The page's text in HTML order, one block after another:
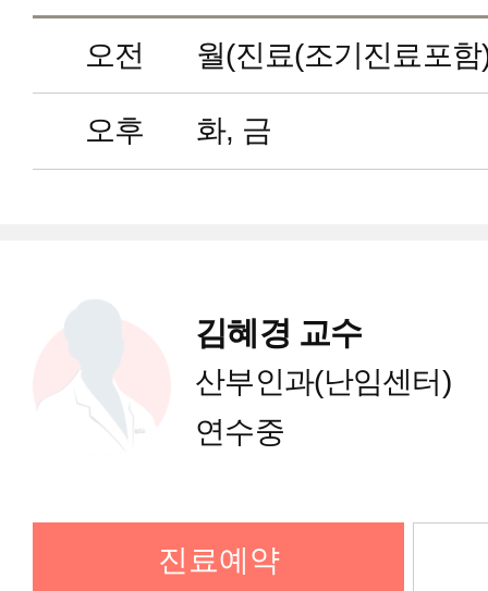
다낭성난소증후군클리닉
반복유산클리닉
복강경·자궁경클리닉
자궁내막증클리닉
오전 월(진료(조기진료포
오후 화, 금
김혜경 교수
산부인과(난임센터)
연수중
진료예약